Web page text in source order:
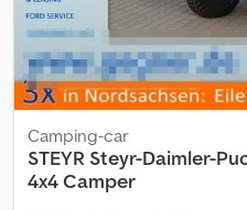
Camping-car
STEYR Steyr-Daimler-
4x4 Camper